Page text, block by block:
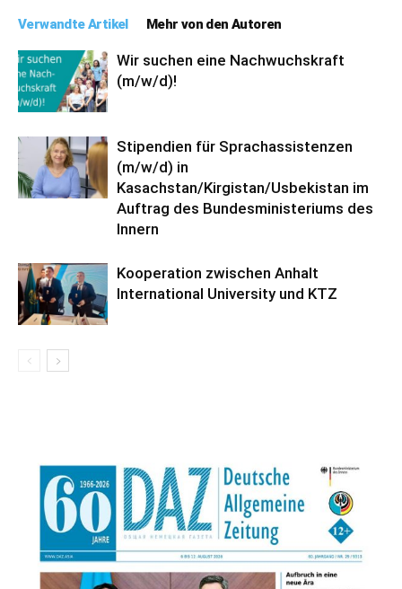
Verwandte Artikel Mehr von den Autoren
Wir suchen eine Nachwuchskraft
(m/w/d)!
Stipendien für Sprachassistenzen
(m/w/d) in
Kasachstan/Kirgistan/Usbekistan im
Auftrag des Bundesministeriums des
Innern
Kooperation zwischen Anhalt
International University und KTZ